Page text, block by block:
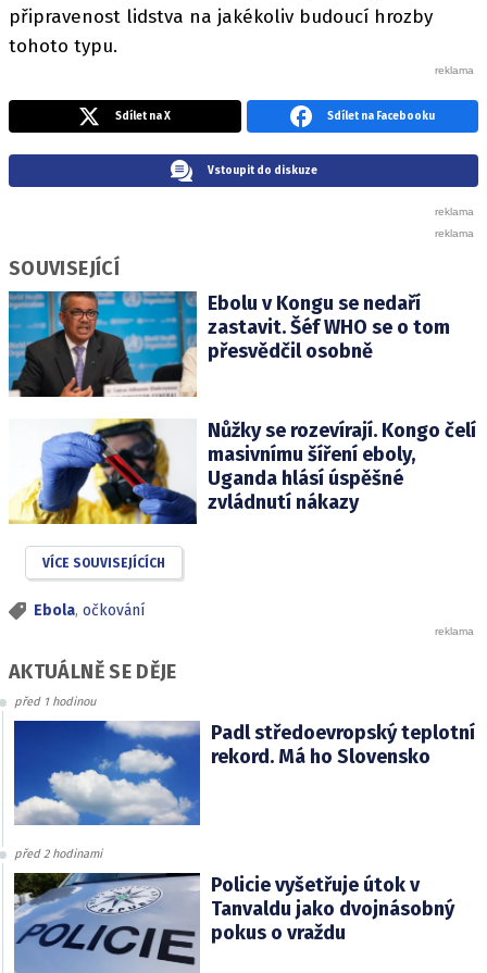
připravenost lidstva na jakékoliv budoucí hrozby
tohoto typu.
Sdílet na X Sdílet na Facebooku
Vstoupit do diskuze
SOUVISEJÍCÍ
Ebolu v Kongu se nedaří
zastavit. Šéf WHO se o tom
přesvědčil osobně
Nůžky se rozevírají. Kongo čelí
masivnímu šíření eboly,
Uganda hlásí úspěšné
zvládnutí nákazy
VÍCE SOUVISEJÍCÍCH
Ebola, očkování
AKTUÁLNĚ SE DĚJE
před 1 hodinou
Padl středoevropský teplotní
rekord. Má ho Slovensko
před 2 hodinami
Policie vyšetřuje útok v
Tanvaldu jako dvojnásobný
pokus o vraždu